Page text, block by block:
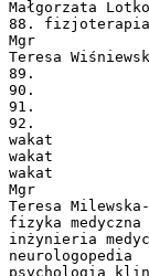
Małgorzata
88. fizjoterapia
Mgr
Teresa
89.
90.
91.
92.
wakat
wakat
wakat
Mgr
Teresa
fizyka medyczna
inżynieria
neurologopedia
psychologia